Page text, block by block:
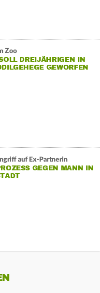
Zoo
DREIJÄHRIGEN IN
GEWORFEN
auf Ex-Partnerin
GEGEN MANN IN